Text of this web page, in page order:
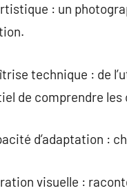
: un
technique : de
de comprendre
d’adaptation :
visuelle :